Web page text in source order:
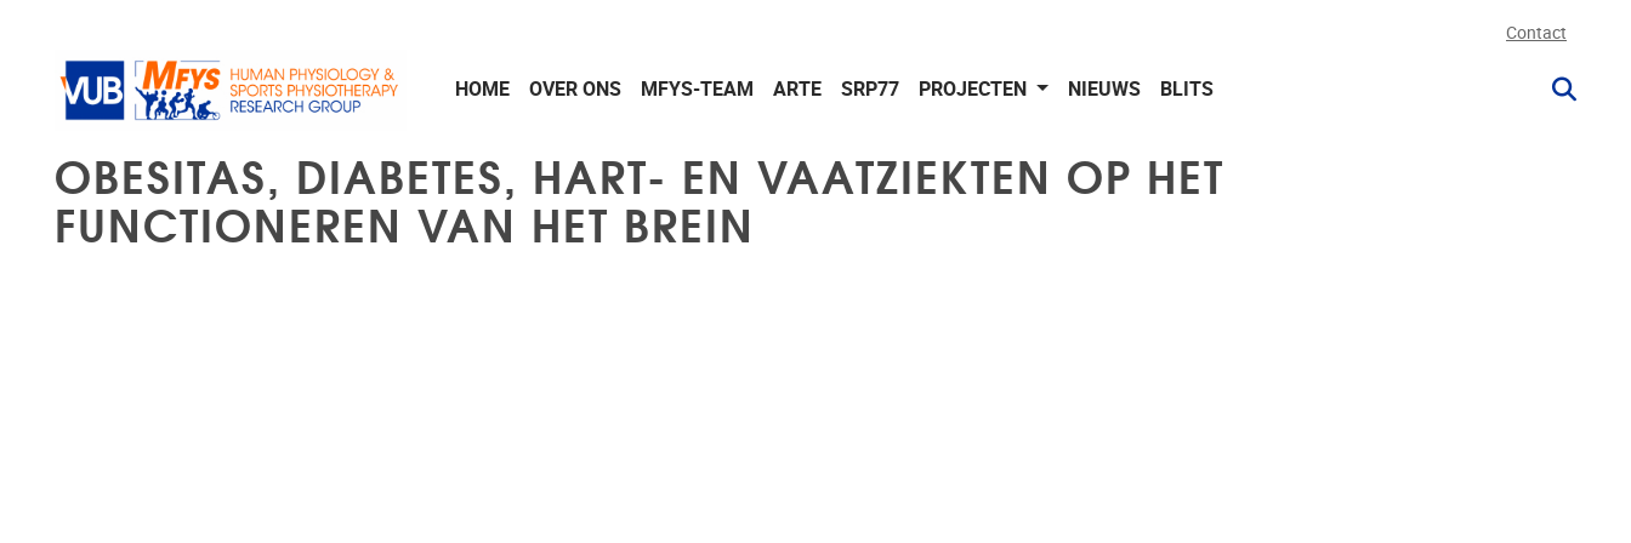
Contact
HOME OVER ONS MFYS-TEAM ARTE SRP77 PROJECTEN NIEUWS BLITS
OBESITAS, DIABETES, HART- EN VAATZIEKTEN OP HET
FUNCTIONEREN VAN HET BREIN